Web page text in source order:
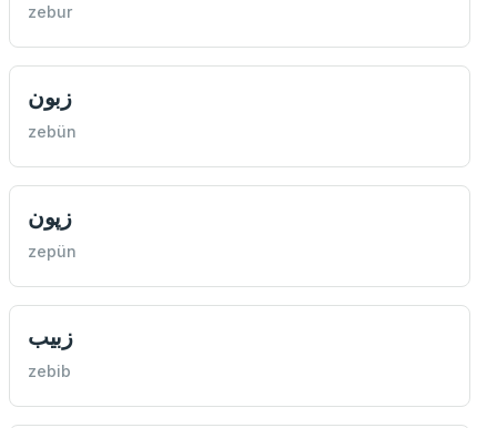
zebur
زبون
zebün
زپون
zepün
زبيب
zebib